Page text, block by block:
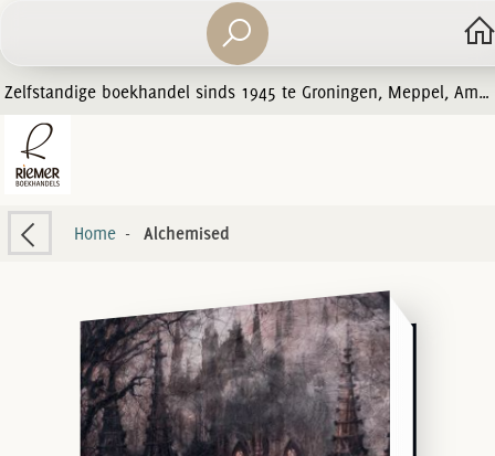
Zelfstandige boekhandel sinds 1945 te Groningen, Meppel, Amersfoort en Zwolle
Home- Alchemised